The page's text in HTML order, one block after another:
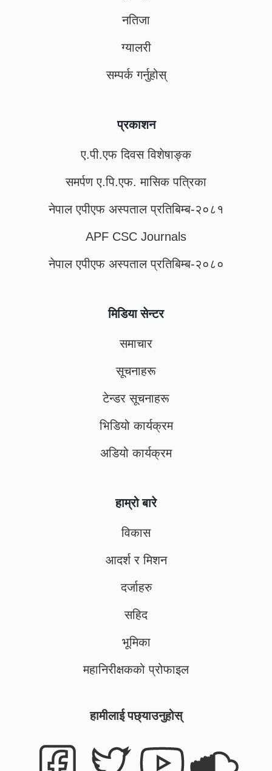
नतिजा
ग्यालरी
सम्पर्क गर्नुहोस्
प्रकाशन
ए.पी.एफ दिवस विशेषाङ्क
समर्पण ए.पि.एफ. मासिक पत्रिका
नेपाल एपीएफ अस्पताल प्रतिबिम्ब-२०८१
APF CSC Journals
नेपाल एपीएफ अस्पताल प्रतिबिम्ब-२०८०
मिडिया सेन्टर
समाचार
सूचनाहरू
टेन्डर सूचनाहरू
भिडियो कार्यक्रम
अडियो कार्यक्रम
हाम्रो बारे
विकास
आदर्श र मिशन
दर्जाहरु
सहिद
भूमिका
महानिरीक्षकको प्रोफाइल
हामीलाई पछ्याउनुहोस्